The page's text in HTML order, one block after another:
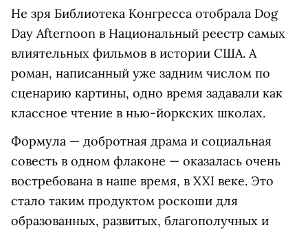
Не зря Библиотека Конгресса отобрала Dog
Day Afternoon в Национальный реестр самых
влиятельных фильмов в истории США. А
роман, написанный уже задним числом по
сценарию картины, одно время задавали как
классное чтение в нью-йоркских школах.
Формула — добротная драма и социальная
совесть в одном флаконе — оказалась очень
востребована в наше время, в XXI веке. Это
стало таким продуктом роскоши для
образованных, развитых, благополучных и